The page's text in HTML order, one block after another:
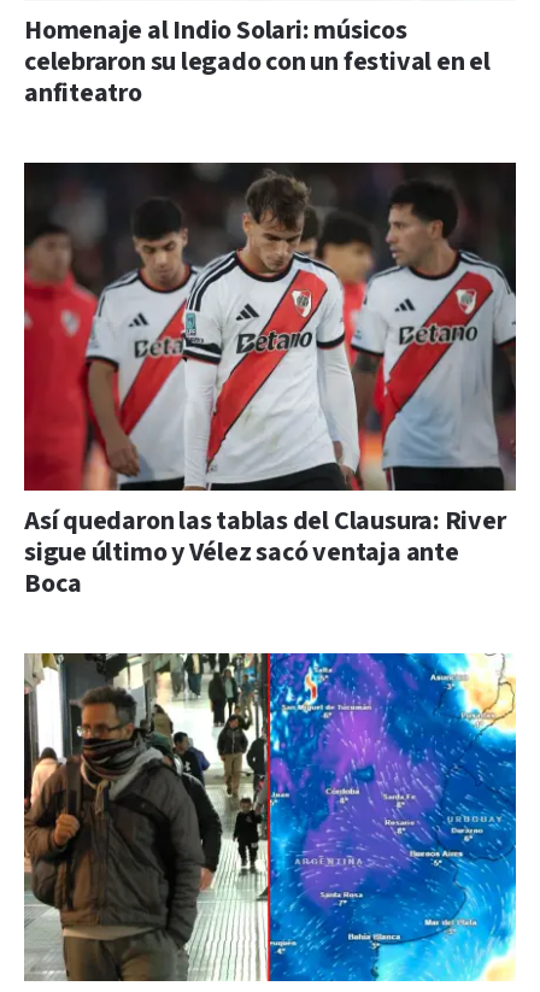
Homenaje al Indio Solari: músicos
celebraron su legado con un festival en el
anfiteatro
Así quedaron las tablas del Clausura: River
sigue último y Vélez sacó ventaja ante
Boca